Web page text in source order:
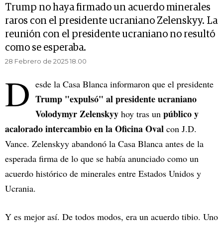
Trump no haya firmado un acuerdo minerales
raros con el presidente ucraniano Zelenskyy. La
reunión con el presidente ucraniano no resultó
como se esperaba.
28 Febrero de 2025 18.00
D esde la Casa Blanca informaron que el presidente
Trump "expulsó" al presidente ucraniano
Volodymyr Zelenskyy hoy tras un público y
acalorado intercambio en la Oficina Oval con J.D.
Vance. Zelenskyy abandonó la Casa Blanca antes de la
esperada firma de lo que se había anunciado como un
acuerdo histórico de minerales entre Estados Unidos y
Ucrania.
Y es mejor así. De todos modos, era un acuerdo tibio. Uno